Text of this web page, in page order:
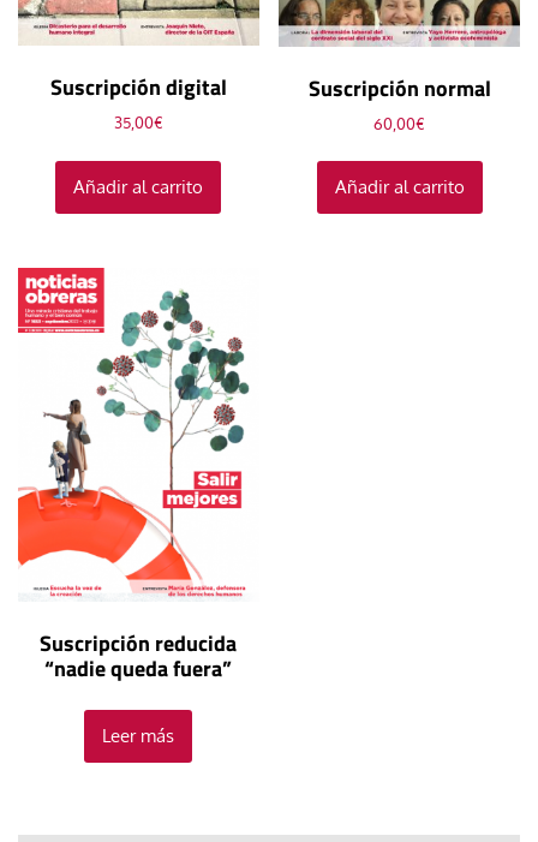
Suscripción digital
35,00€
Añadir al carrito
Suscripción normal
60,00€
Añadir al carrito
Suscripción reducida
“nadie queda fuera”
Leer más